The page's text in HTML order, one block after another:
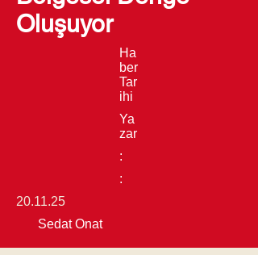
Oluşuyor
Ha
ber
Tar
ihi
Ya
zar
:
:
20.11.25
Sedat Onat